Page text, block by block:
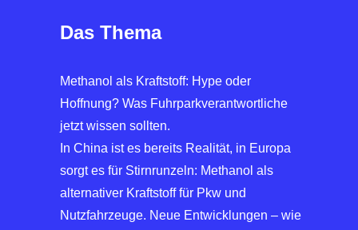
Das Thema
Methanol als Kraftstoff: Hype oder
Hoffnung? Was Fuhrparkverantwortliche
jetzt wissen sollten.
In China ist es bereits Realität, in Europa
sorgt es für Stirnrunzeln: Methanol als
alternativer Kraftstoff für Pkw und
Nutzfahrzeuge. Neue Entwicklungen – wie